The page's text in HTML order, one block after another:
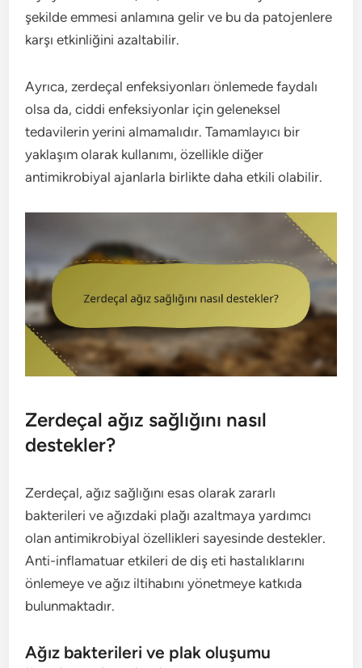
şekilde emmesi anlamına gelir ve bu da patojenlere
karşı etkinliğini azaltabilir.
Ayrıca, zerdeçal enfeksiyonları önlemede faydalı
olsa da, ciddi enfeksiyonlar için geleneksel
tedavilerin yerini almamalıdır. Tamamlayıcı bir
yaklaşım olarak kullanımı, özellikle diğer
antimikrobiyal ajanlarla birlikte daha etkili olabilir.
Zerdeçal ağız sağlığını nasıl
destekler?
Zerdeçal, ağız sağlığını esas olarak zararlı
bakterileri ve ağızdaki plağı azaltmaya yardımcı
olan antimikrobiyal özellikleri sayesinde destekler.
Anti-inflamatuar etkileri de diş eti hastalıklarını
önlemeye ve ağız iltihabını yönetmeye katkıda
bulunmaktadır.
Ağız bakterileri ve plak oluşumu